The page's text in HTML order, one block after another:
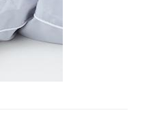
Grossesse et chaleur : ce
que dit la science